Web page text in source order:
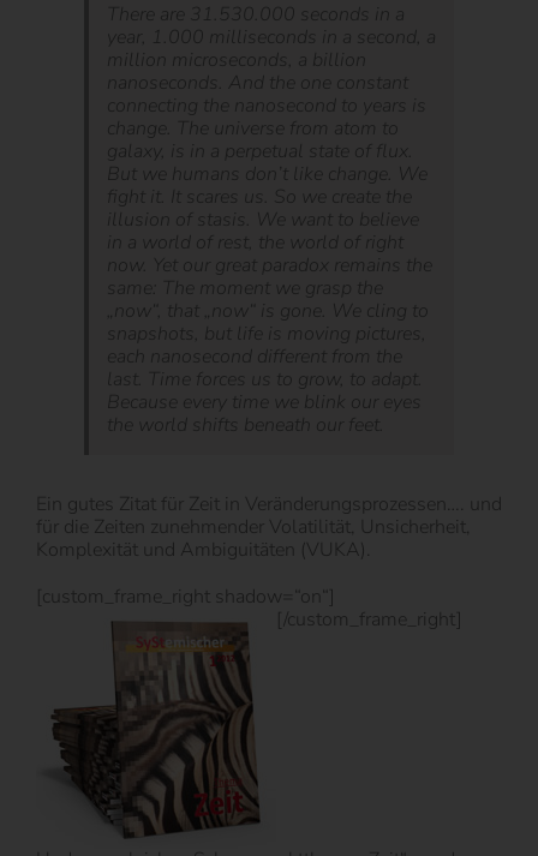
There are 31.530.000 seconds in a
year, 1.000 milliseconds in a second, a
million microseconds, a billion
nanoseconds. And the one constant
connecting the nanosecond to years is
change. The universe from atom to
galaxy, is in a perpetual state of flux.
But we humans don’t like change. We
fight it. It scares us. So we create the
illusion of stasis. We want to believe
in a world of rest, the world of right
now. Yet our great paradox remains the
same: The moment we grasp the
„now“, that „now“ is gone. We cling to
snapshots, but life is moving pictures,
each nanosecond different from the
last. Time forces us to grow, to adapt.
Because every time we blink our eyes
the world shifts beneath our feet.
Ein gutes Zitat für Zeit in Veränderungsprozessen…. und
für die Zeiten zunehmender Volatilität, Unsicherheit,
Komplexität und Ambiguitäten (VUKA).
[custom_frame_right shadow=“on“]
[/custom_frame_right]